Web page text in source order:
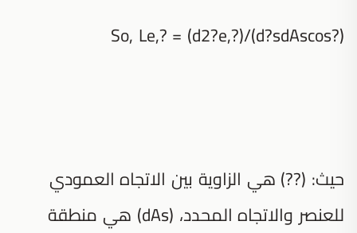
So, Le,? = (d2?e,?)/(d?sdAscos?)
حيث: (??) هي الزاوية بين الاتجاه العمودي
للعنصر والاتجاه المحدد، (dAs) هي منطقة